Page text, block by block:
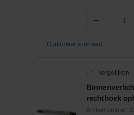
− Aantal
Controleer voorraad
Vergelijken
rechthoek
3.6W 0.15A
Artikelnummer: